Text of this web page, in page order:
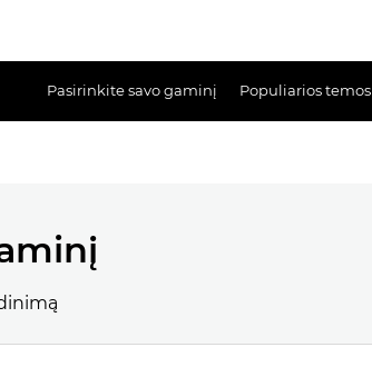
Pasirinkite savo gaminį Populiarios temos